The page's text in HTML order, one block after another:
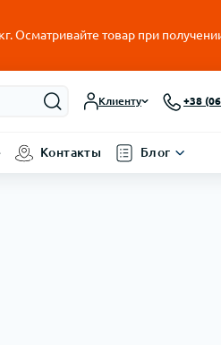
Осматривайте товар при
Клиенту +38
Контакты Блог